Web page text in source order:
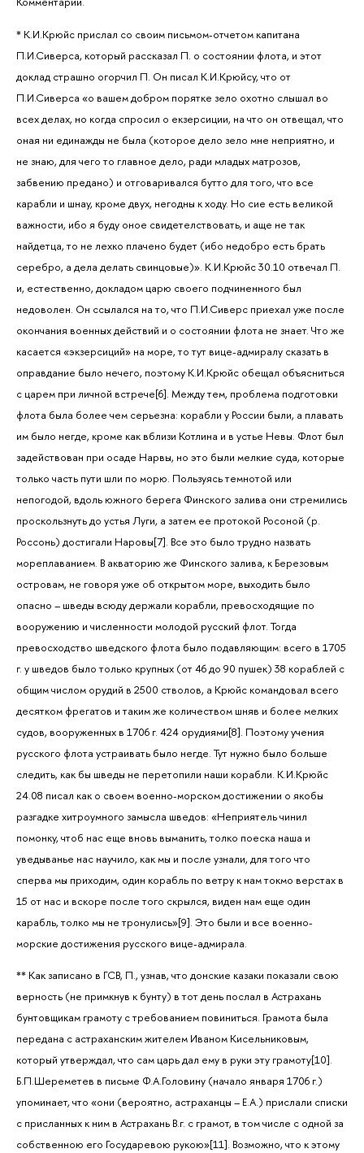
* К.И.Крюйс прислал со своим письмом-отчетом капитана
П.И.Сиверса, который рассказал П. о состоянии флота, и этот
доклад страшно огорчил П. Он писал К.И.Крюйсу, что от
П.И.Сиверса «о вашем добром порятке зело охотно слышал во
всех делах, но когда спросил о екзерсиции, на что он отвещал, что
оная ни единажды не была (которое дело зело мне неприятно, и
не знаю, для чего то главное дело, ради младых матрозов,
забвению предано) и отговаривался бутто для того, что все
карабли и шнау, кроме двух, негодны к ходу. Но сие есть великой
важности, ибо я буду оное свидетелствовать, и аще не так
найдетца, то не лехко плачено будет (ибо недобро есть брать
серебро, а дела делать свинцовые)». К.И.Крюйс 30.10 отвечал П.
и, естественно, докладом царю своего подчиненного был
недоволен. Он ссылался на то, что П.И.Сиверс приехал уже после
окончания военных действий и о состоянии флота не знает. Что же
касается «экзерсиций» на море, то тут вице-адмиралу сказать в
оправдание было нечего, поэтому К.И.Крюйс обещал объясниться
с царем при личной встрече[6]. Между тем, проблема подготовки
флота была более чем серьезна: корабли у России были, а плавать
им было негде, кроме как вблизи Котлина и в устье Невы. Флот был
задействован при осаде Нарвы, но это были мелкие суда, которые
только часть пути шли по морю. Пользуясь темнотой или
непогодой, вдоль южного берега Финского залива они стремились
проскользнуть до устья Луги, а затем ее протокой Росоной (р.
Россонь) достигали Наровы[7]. Все это было трудно назвать
мореплаванием. В акваторию же Финского залива, к Березовым
островам, не говоря уже об открытом море, выходить было
опасно – шведы всюду держали корабли, превосходящие по
вооружению и численности молодой русский флот. Тогда
превосходство шведского флота было подавляющим: всего в 1705
г. у шведов было только крупных (от 46 до 90 пушек) 38 кораблей с
общим числом орудий в 2500 стволов, а Крюйс командовал всего
десятком фрегатов и таким же количеством шняв и более мелких
судов, вооруженных в 1706 г. 424 орудиями[8]. Поэтому учения
русского флота устраивать было негде. Тут нужно было больше
следить, как бы шведы не перетопили наши корабли. К.И.Крюйс
24.08 писал как о своем военно-морском достижении о якобы
разгадке хитроумного замысла шведов: «Неприятель чинил
помонку, чтоб нас еще вновь выманить, толко поеска наша и
уведыванье нас научило, как мы и после узнали, для того что
сперва мы приходим, один корабль по ветру к нам токмо верстах в
15 от нас и вскоре после того скрылся, виден нам еще один
карабль, толко мы не тронулись»[9]. Это были и все военно-
морские достижения русского вице-адмирала.
** Как записано в ГСВ, П., узнав, что донские казаки показали свою
верность (не примкнув к бунту) в тот день послал в Астрахань
бунтовщикам грамоту с требованием повиниться. Грамота была
передана с астраханским жителем Иваном Кисельниковым,
который утверждал, что сам царь дал ему в руки эту грамоту[10].
Б.П.Шереметев в письме Ф.А.Головину (начало января 1706 г.)
упоминает, что «они (вероятно, астраханцы – Е.А.) прислали списки
с присланных к ним в Астрахань В.г. с грамот, в том числе с одной за
собственною его Государевою рукою»[11]. Возможно, что к этому